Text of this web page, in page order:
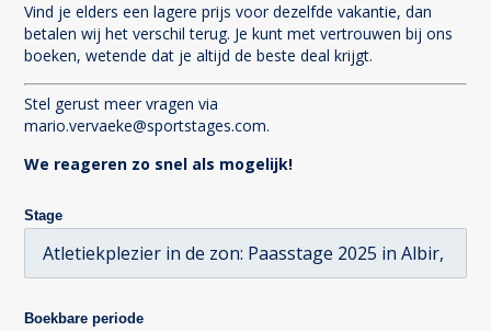
Vind je elders een lagere prijs voor dezelfde vakantie, dan
betalen wij het verschil terug. Je kunt met vertrouwen bij ons
boeken, wetende dat je altijd de beste deal krijgt.
Stel gerust meer vragen via
mario.vervaeke@sportstages.com.
We reageren zo snel als mogelijk!
Stage
Boekbare periode